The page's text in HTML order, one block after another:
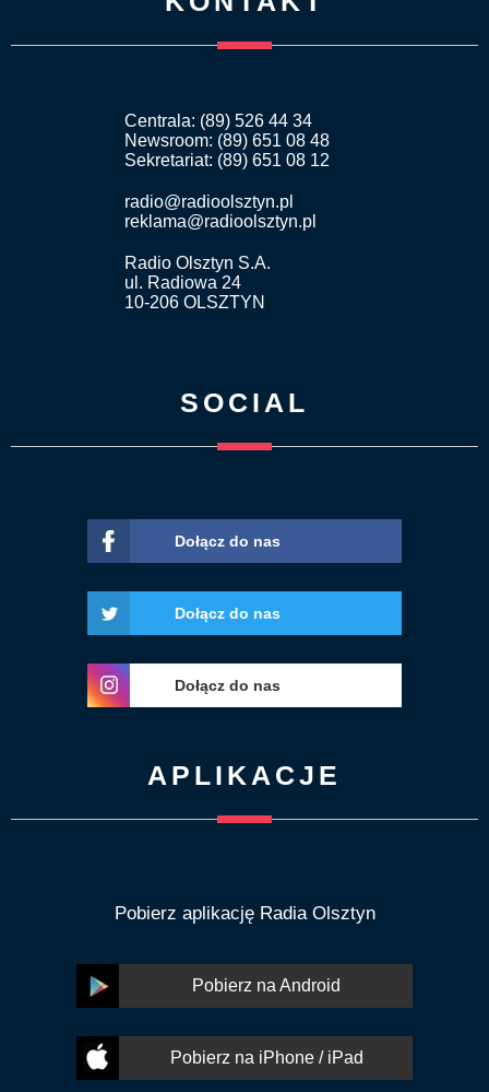
Centrala: (89) 526 44 34
Newsroom: (89) 651 08 48
Sekretariat: (89) 651 08 12
radio@radioolsztyn.pl
reklama@radioolsztyn.pl
Radio Olsztyn S.A.
ul. Radiowa 24
10-206 OLSZTYN
SOCIAL
Dołącz do nas
Dołącz do nas
Dołącz do nas
APLIKACJE
Pobierz aplikację Radia Olsztyn
Pobierz na Android
Pobierz na iPhone / iPad